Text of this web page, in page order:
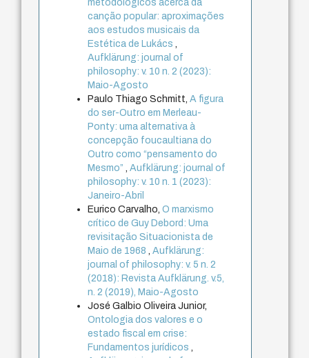
metodológicos acerca da
canção popular: aproximações
aos estudos musicais da
Estética de Lukács
Aufklärung: journal of
philosophy: v. 10 n. 2 (2023):
Maio-Agosto
Paulo Thiago Schmitt,A figura
do ser-Outro em Merleau-
Ponty: uma alternativa à
concepção foucaultiana do
Outro como “pensamento do
Mesmo”
,Aufklärung: journal of
philosophy: v. 10 n. 1 (2023):
Janeiro-Abril
Eurico Carvalho,O marxismo
crítico de Guy Debord: Uma
revisitação Situacionista de
Maio de 1968
,Aufklärung:
journal of philosophy: v. 5 n. 2
(2018): Revista Aufklärung. v.5,
n. 2 (2019), Maio-Agosto
José Galbio Oliveira Junior,
Ontologia dos valores e o
estado fiscal em crise:
Fundamentos jurídicos